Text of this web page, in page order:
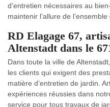
d’entretien nécessaires au
maintenir l’allure de l’ensemble
RD Elagage 67,
Altenstadt dans le
Dans toute la ville de
les clients qui exigent des
matière d’entretien de jardin.
expériences réussies dans
service pour tous travaux de